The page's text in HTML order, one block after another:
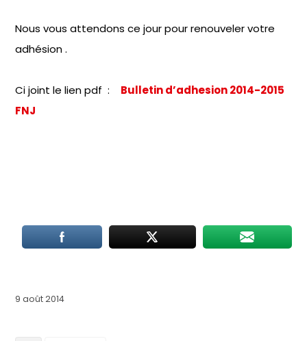
Nous vous attendons ce jour pour renouveler votre
adhésion .
Ci joint le lien pdf : Bulletin d’adhesion 2014-2015
FNJ
9 août 2014